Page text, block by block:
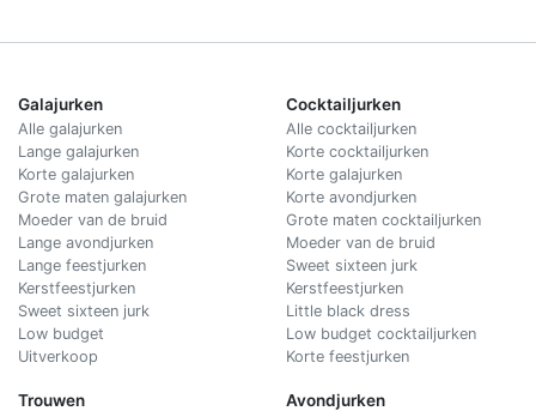
Galajurken
Alle galajurken
Lange galajurken
Korte galajurken
Grote maten galajurken
Moeder van de bruid
Lange avondjurken
Lange feestjurken
Kerstfeestjurken
Sweet sixteen jurk
Low budget
Uitverkoop
Trouwen
Cocktailjurken
Alle cocktailjurken
Korte cocktailjurken
Korte galajurken
Korte avondjurken
Grote maten cocktailjurken
Moeder van de bruid
Sweet sixteen jurk
Kerstfeestjurken
Little black dress
Low budget cocktailjurken
Korte feestjurken
Avondjurken